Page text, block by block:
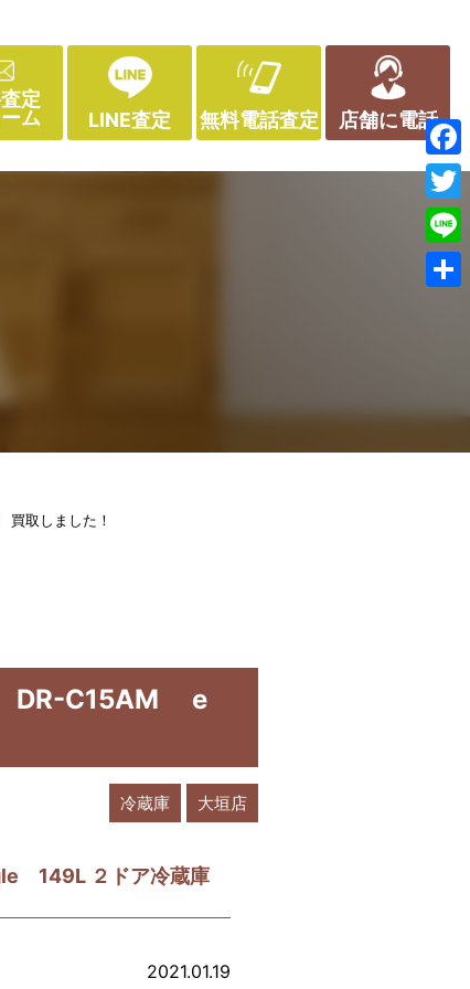
定
ム
LINE査定 無料電話査定 店舗に電話
取しました！
DR-C15AM e
冷蔵庫 大垣店
149L ２ドア冷蔵庫
2021.01.19
Line